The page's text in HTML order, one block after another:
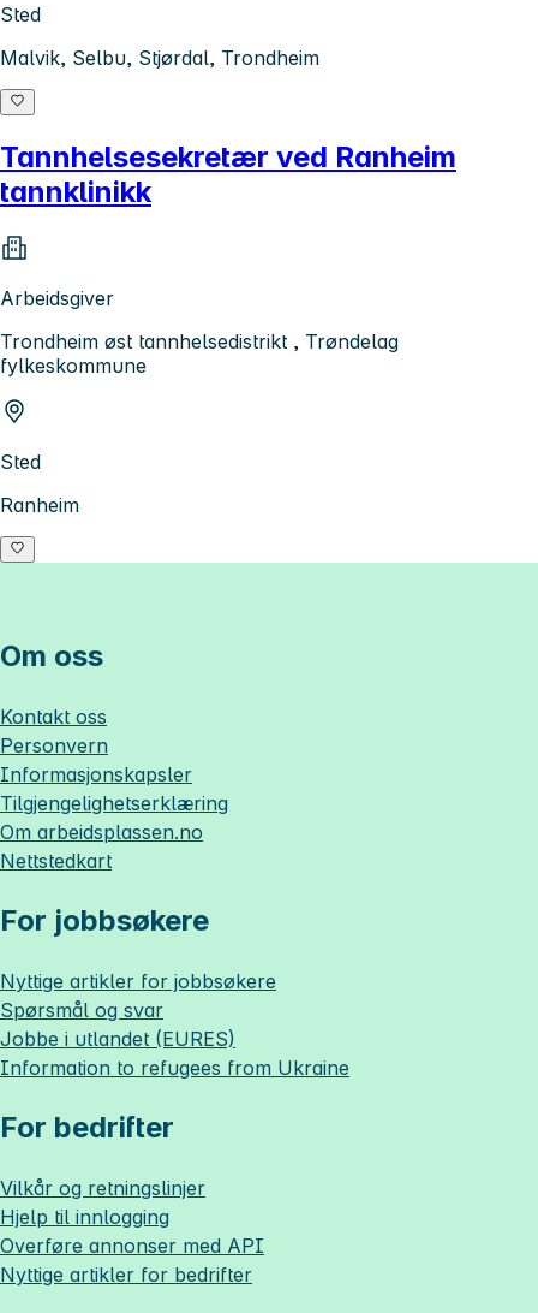
Sted
Malvik, Selbu, Stjørdal, Trondheim
Tannhelsesekretær ved Ranheim
tannklinikk
Arbeidsgiver
Trondheim øst tannhelsedistrikt , Trøndelag
fylkeskommune
Sted
Ranheim
Om oss
Kontakt oss
Personvern
Informasjonskapsler
Tilgjengelighetserklæring
Om arbeidsplassen.no
Nettstedkart
For jobbsøkere
Nyttige artikler for jobbsøkere
Spørsmål og svar
Jobbe i utlandet (EURES)
Information to refugees from Ukraine
For bedrifter
Vilkår og retningslinjer
Hjelp til innlogging
Overføre annonser med API
Nyttige artikler for bedrifter